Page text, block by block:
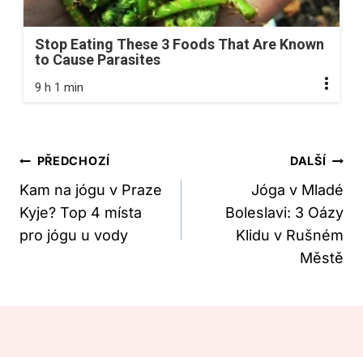
Stop Eating These 3 Foods That Are Known
to Cause Parasites
9 h 1 min
Navigace
Pro
Příspěvek
PŘEDCHOZÍ
Kam na jógu v Praze
Kyje? Top 4 místa
pro jógu u vody
DALŠÍ
Jóga v Mladé
Boleslavi: 3 Oázy
Klidu v Rušném
Městě